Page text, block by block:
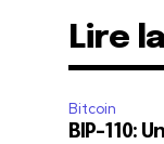
Lire
Bitcoin
BIP-110: